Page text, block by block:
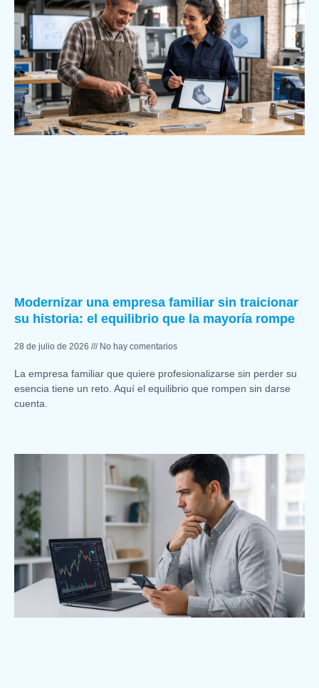
Modernizar una empresa familiar sin traicionar
su historia: el equilibrio que la mayoría rompe
28 de julio de 2026 No hay comentarios
La empresa familiar que quiere profesionalizarse sin perder su
esencia tiene un reto. Aquí el equilibrio que rompen sin darse
cuenta.